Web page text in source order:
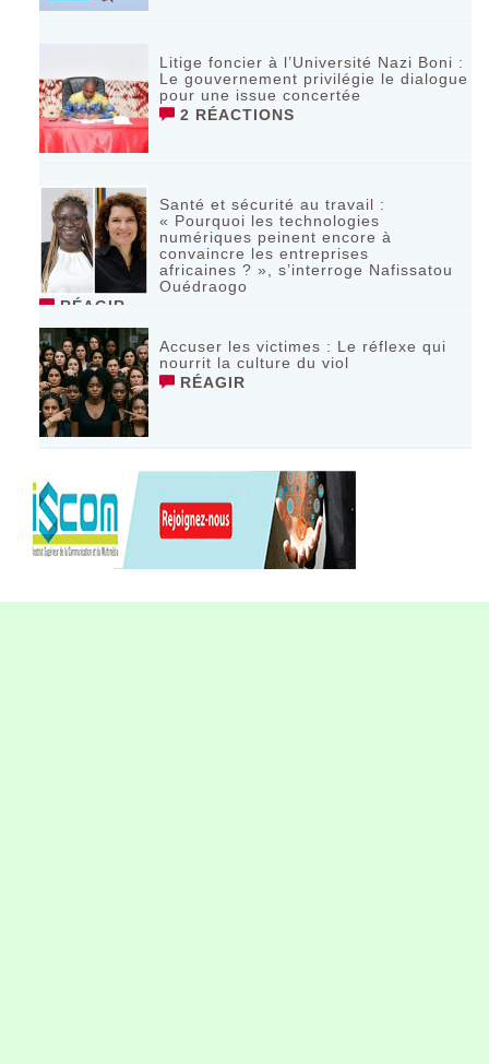
Litige foncier à l’Université Nazi Boni :
Le gouvernement privilégie le dialogue
pour une issue concertée
2 RÉACTIONS
Santé et sécurité au travail :
« Pourquoi les technologies
numériques peinent encore à
convaincre les entreprises
africaines ? », s’interroge Nafissatou
Ouédraogo
RÉAGIR
Accuser les victimes : Le réflexe qui
nourrit la culture du viol
RÉAGIR